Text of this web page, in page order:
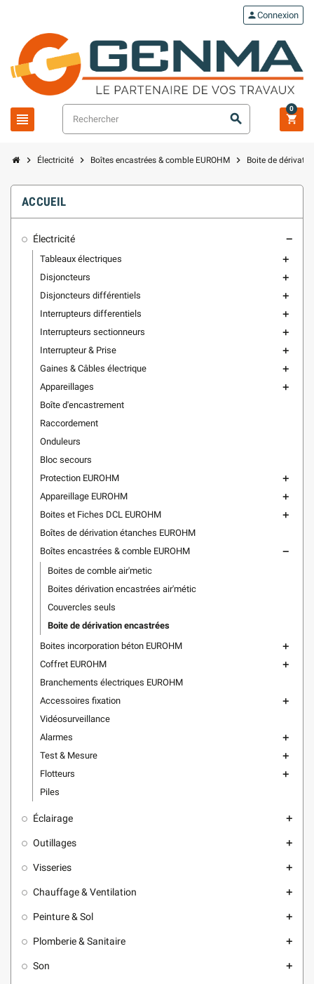
view_headline search
personConnexion
shopping_cart
0
chevron_right Électricité chevron_right Boîtes encastrées & comble EUROHM chevron_right Boite de
ACCUEIL
Électricité remove
Tableaux électriques add
Disjoncteurs add
Disjoncteurs différentiels add
Interrupteurs differentiels add
Interrupteurs sectionneurs add
Interrupteur & Prise add
Gaines & Câbles électrique add
Appareillages add
Boîte d'encastrement
Raccordement
Onduleurs
Bloc secours
Protection EUROHM
add
Appareillage EUROHM add
Boites et Fiches DCL EUROHM add
Boîtes de dérivation étanches EUROHM
Boîtes encastrées & comble EUROHM
remove
Boites de comble air'metic
Boites dérivation encastrées air'métic
Couvercles seuls
Boite de dérivation encastrées
Boites incorporation béton EUROHM
add
Coffret EUROHM add
Branchements électriques EUROHM
Accessoires fixation
add
Vidéosurveillance
Alarmes
add
Test & Mesure add
Flotteurs add
Piles
Éclairage add
Outillages add
Visseries add
Chauffage & Ventilation add
Peinture & Sol add
Plomberie & Sanitaire add
Son add